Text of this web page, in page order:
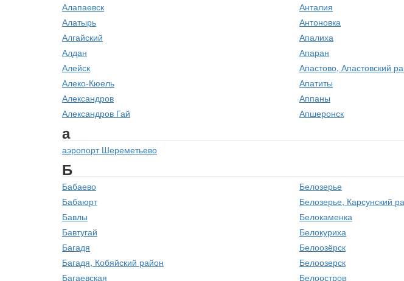
Алапаевск
Алатырь
Алгайский
Алдан
Алейск
Алеко-Кюель
Александров
Александров Гай
Анталия
Антоновка
Апалиха
Апаран
Апастово, Апастовский
Апатиты
Аппаны
Апшеронск
а
аэропорт Шереметьево
Б
Бабаево
Бабаюрт
Бавлы
Бавтугай
Багадя
Багадя, Кобяйский район
Багаевская
Белозерье
Белозерье, Карсунский
Белокаменка
Белокуриха
Белоозёрск
Белоозерск
Белоостров